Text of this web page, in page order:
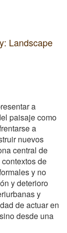
Landscape
a
paisaje como
a
nuevos
central de
de
y no
y deterioro
y
de actuar en
desde una